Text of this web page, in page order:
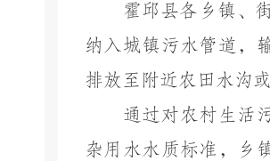
霍邱县各乡镇、
纳入城镇污水管道，
排放至附近农田水沟
通过对农村生活
杂用水水质标准，乡